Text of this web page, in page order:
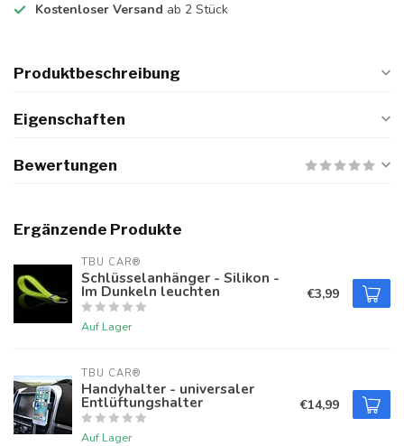
Kostenloser Versand ab 2 Stück
Produktbeschreibung
Eigenschaften
Bewertungen
Ergänzende Produkte
TBU CAR®
Schlüsselanhänger - Silikon -
Im Dunkeln leuchten
Auf Lager
€3,99
TBU CAR®
Handyhalter - universaler
Entlüftungshalter
Auf Lager
€14,99